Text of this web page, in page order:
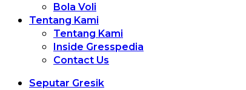
Bola Voli
Tentang Kami
Tentang Kami
Inside Gresspedia
Contact Us
Seputar Gresik